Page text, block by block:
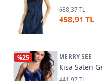
688,37 TL
458,91 TL
%25 MERRY SEE
Kısa Saten
441,97 TL